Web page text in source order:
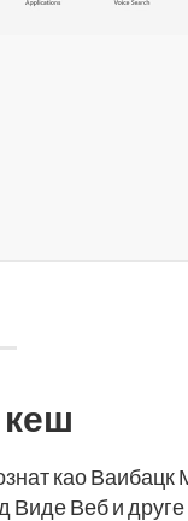
као Ваибацк
Виде Веб и друге